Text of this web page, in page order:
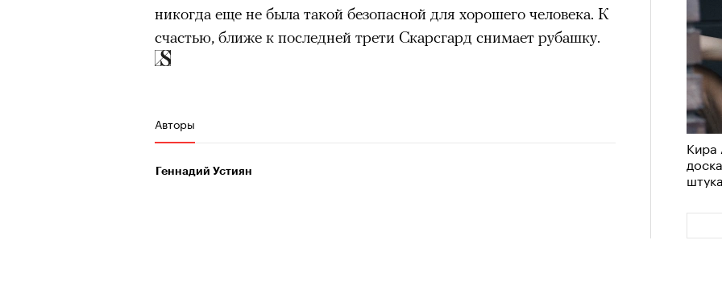
Кира
никогда еще не была такой безопасной для хорошего человека. К
счастью, ближе к последней трети Скарсгард снимает рубашку.
Авторы
Геннадий Устиян
4